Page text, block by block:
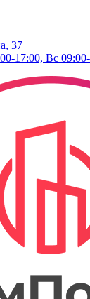
37
17:00, Вс